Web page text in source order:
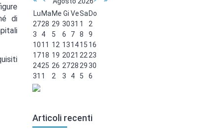
di
Lu Ma Me Gi VeSa Do
2728 29 3031 1
2
3
4 5 6 7 8
9
1011 12 131415 16
1718 19 2021 22 23
2425 26 2728 2930
31 1 2 3 4 5 6
Articoli recenti